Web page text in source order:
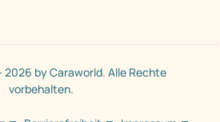
by Caraworld. Alle Rechte
vorbehalten.